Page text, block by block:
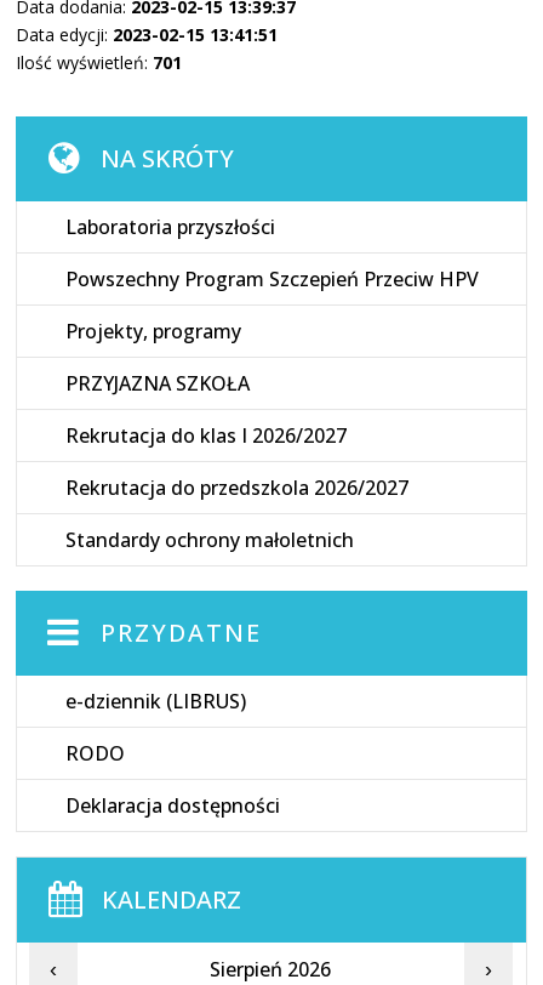
Data dodania: 2023-02-15 13:39:37
Data edycji: 2023-02-15 13:41:51
Ilość wyświetleń: 701
NA SKRÓTY
Laboratoria przyszłości
Powszechny Program Szczepień Przeciw HPV
Projekty, programy
PRZYJAZNA SZKOŁA
Rekrutacja do klas I 2026/2027
Rekrutacja do przedszkola 2026/2027
Standardy ochrony małoletnich
PRZYDATNE
e-dziennik (LIBRUS)
RODO
Deklaracja dostępności
KALENDARZ
‹ Sierpień 2026 ›